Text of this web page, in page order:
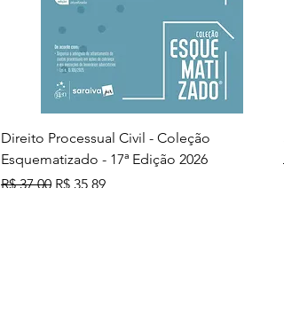
Direito Processual Civil - Coleção
Esquematizado - 17ª Edição 2026
Preço normal
R$ 37,00 Preço promocional
R$ 35,89